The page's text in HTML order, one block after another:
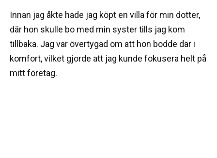
Innan jag åkte hade jag köpt en villa för min dotter,
där hon skulle bo med min syster tills jag kom
tillbaka. Jag var övertygad om att hon bodde där i
komfort, vilket gjorde att jag kunde fokusera helt på
mitt företag.